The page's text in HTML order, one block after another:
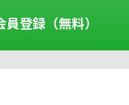
員登録（無料）